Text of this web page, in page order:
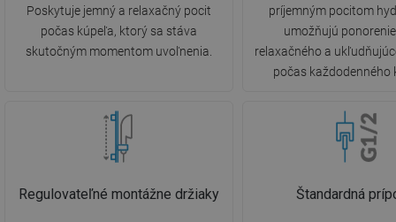
Poskytuje jemný a relaxačný pocit
počas kúpeľa, ktorý sa stáva
skutočným momentom uvoľnenia.
príjemným pocitom
umožňujú
relaxačného a
počas každodenného
Regulovateľné montážne držiaky Štandardná